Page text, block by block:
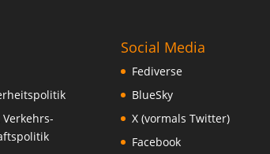
Social Media
Fediverse
BlueSky
X (vormals Twitter)
Facebook